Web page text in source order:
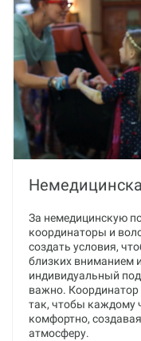
За немедицинскую
координаторы и
создать условия,
близких вниманием
индивидуальный
важно. Координатор
так, чтобы каждому
комфортно,
атмосферу.